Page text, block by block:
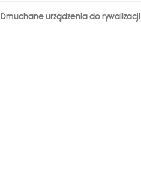
Dmuchane urządzenia do rywalizacji